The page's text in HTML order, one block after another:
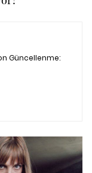
Güncellenme: